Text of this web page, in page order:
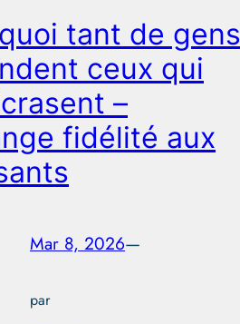
tant de gens
ceux qui
–
fidélité aux
Mar 8, 2026—
par